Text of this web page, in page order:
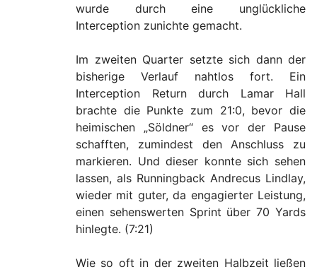
wurde durch eine unglückliche
Interception zunichte gemacht.
Im zweiten Quarter setzte sich dann der
bisherige Verlauf nahtlos fort. Ein
Interception Return durch Lamar Hall
brachte die Punkte zum 21:0, bevor die
heimischen „Söldner“ es vor der Pause
schafften, zumindest den Anschluss zu
markieren. Und dieser konnte sich sehen
lassen, als Runningback Andrecus Lindlay,
wieder mit guter, da engagierter Leistung,
einen sehenswerten Sprint über 70 Yards
hinlegte. (7:21)
Wie so oft in der zweiten Halbzeit ließen